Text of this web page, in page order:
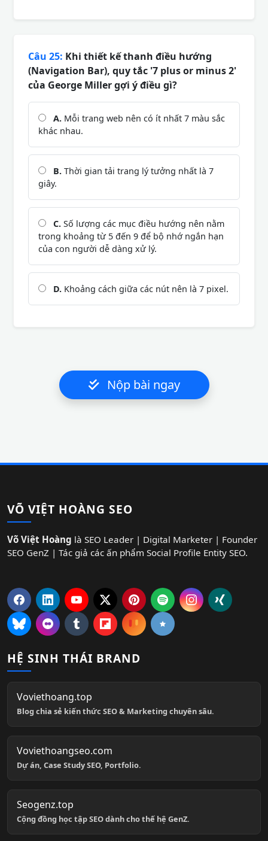
Câu 25: Khi thiết kế thanh điều hướng
(Navigation Bar), quy tắc '7 plus or minus 2'
của George Miller gợi ý điều gì?
A. Mỗi trang web nên có ít nhất 7 màu sắc
khác nhau.
B. Thời gian tải trang lý tưởng nhất là 7
giây.
C. Số lượng các mục điều hướng nên nằm
trong khoảng từ 5 đến 9 để bộ nhớ ngắn hạn
của con người dễ dàng xử lý.
D. Khoảng cách giữa các nút nên là 7 pixel.
Nộp bài ngay
VÕ VIỆT HOÀNG SEO
Võ Việt Hoàng là SEO Leader | Digital Marketer | Founder
SEO GenZ | Tác giả các ấn phẩm Social Profile Entity SEO.
HỆ SINH THÁI BRAND
Voviethoang.top
Blog chia sẻ kiến thức SEO & Marketing chuyên sâu.
Voviethoangseo.com
Dự án, Case Study SEO, Portfolio.
Seogenz.top
Cộng đồng học tập SEO dành cho thế hệ GenZ.